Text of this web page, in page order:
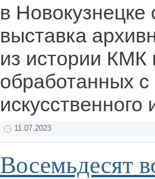
в Новокузнецке
выставка
из истории
обработанных
11.07.2023
Восемьдесят